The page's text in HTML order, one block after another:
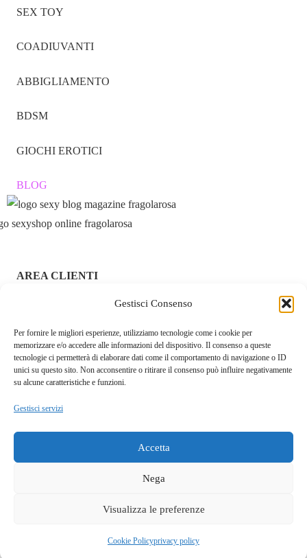
Gestisci Consenso
Per fornire le migliori esperienze, utilizziamo tecnologie come i cookie per
memorizzare e/o accedere alle informazioni del dispositivo. Il consenso a queste
tecnologie ci permetterà di elaborare dati come il comportamento di navigazione o ID
unici su questo sito. Non acconsentire o ritirare il consenso può influire negativamente
su alcune caratteristiche e funzioni.
Gestisci servizi
Accetta
Nega
Visualizza le preferenze
Cookie Policyprivacy policy
SEX TOY
COADIUVANTI
ABBIGLIAMENTO
BDSM
GIOCHI EROTICI
BLOG
AREA CLIENTI
ACCEDI / REGISTRATI
CHI SIAMO – FRAGOLAROSA | SEXY SHOP ONLINE
ITALIANO SICURO E DISCRETO
RESI E RIMBORSI
COOKIE POLICY
privacy policy